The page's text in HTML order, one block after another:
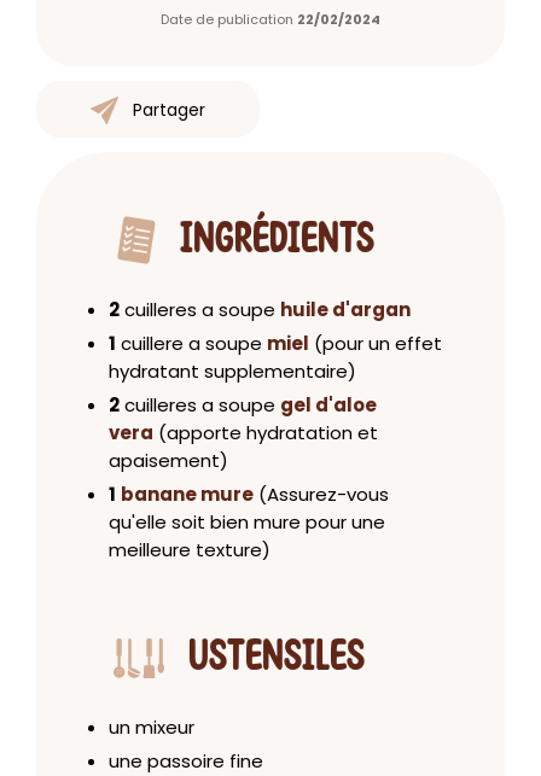
Date de publication 22/02/2024
Partager
INGRÉDIENTS
2cuilleres a soupe huile d'argan
1 cuillere a soupe miel (pour un effet
hydratant supplementaire)
2cuilleres a soupe gel d'aloe
vera (apporte hydratation et
apaisement)
1 banane mure (Assurez-vous
qu'elle soit bien mure pour une
meilleure texture)
USTENSILES
un mixeur
une passoire fine